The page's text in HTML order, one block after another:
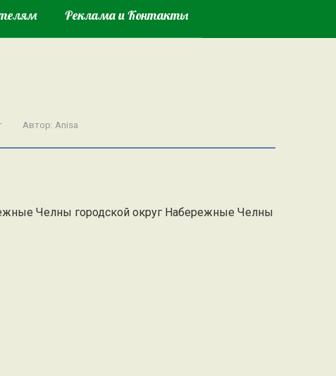
Реклама и Контакты
Автор: Anisa
Челны городской округ Набережные Челны